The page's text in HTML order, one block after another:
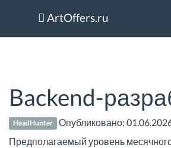
ArtOffers.ru
Backend-
HeadHunter Опубликовано:
Предполагаемый уровень